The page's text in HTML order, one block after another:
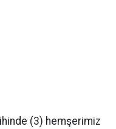
(3) hemşerimiz